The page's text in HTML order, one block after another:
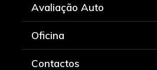
Avaliação Auto
Oficina
Contactos